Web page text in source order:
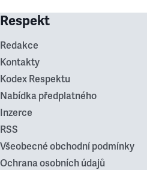
Respekt
Redakce
Kontakty
Kodex Respektu
Nabídka předplatného
Inzerce
RSS
Všeobecné obchodní podmínky
Ochrana osobních údajů